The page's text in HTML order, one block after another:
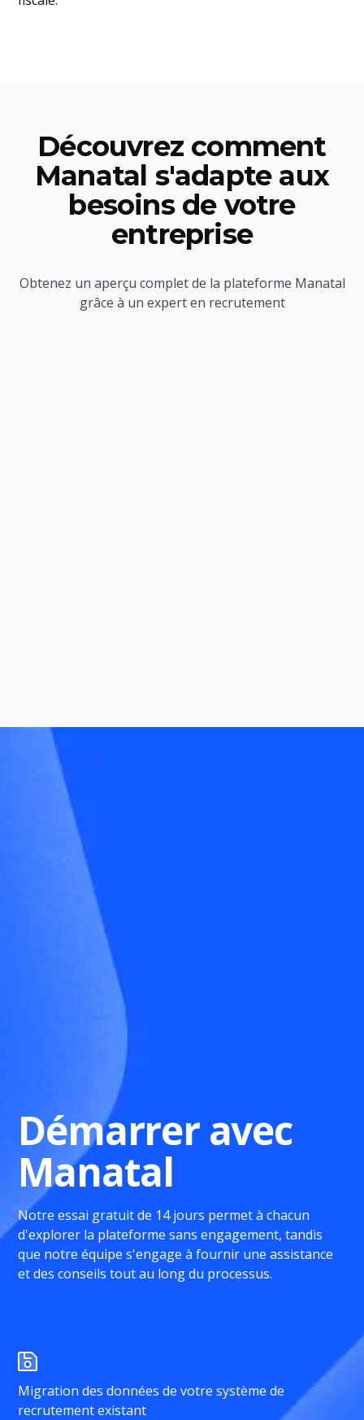
Découvrez comment
Manatal s'adapte aux
besoins de votre
entreprise
Obtenez un aperçu complet de la plateforme Manatal
grâce à un expert en recrutement
Démarrer avec
Manatal
Notre essai gratuit de 14 jours permet à chacun
d'explorer la plateforme sans engagement, tandis
que notre équipe s'engage à fournir une assistance
et des conseils tout au long du processus.
Migration des données de votre système de
recrutement existant